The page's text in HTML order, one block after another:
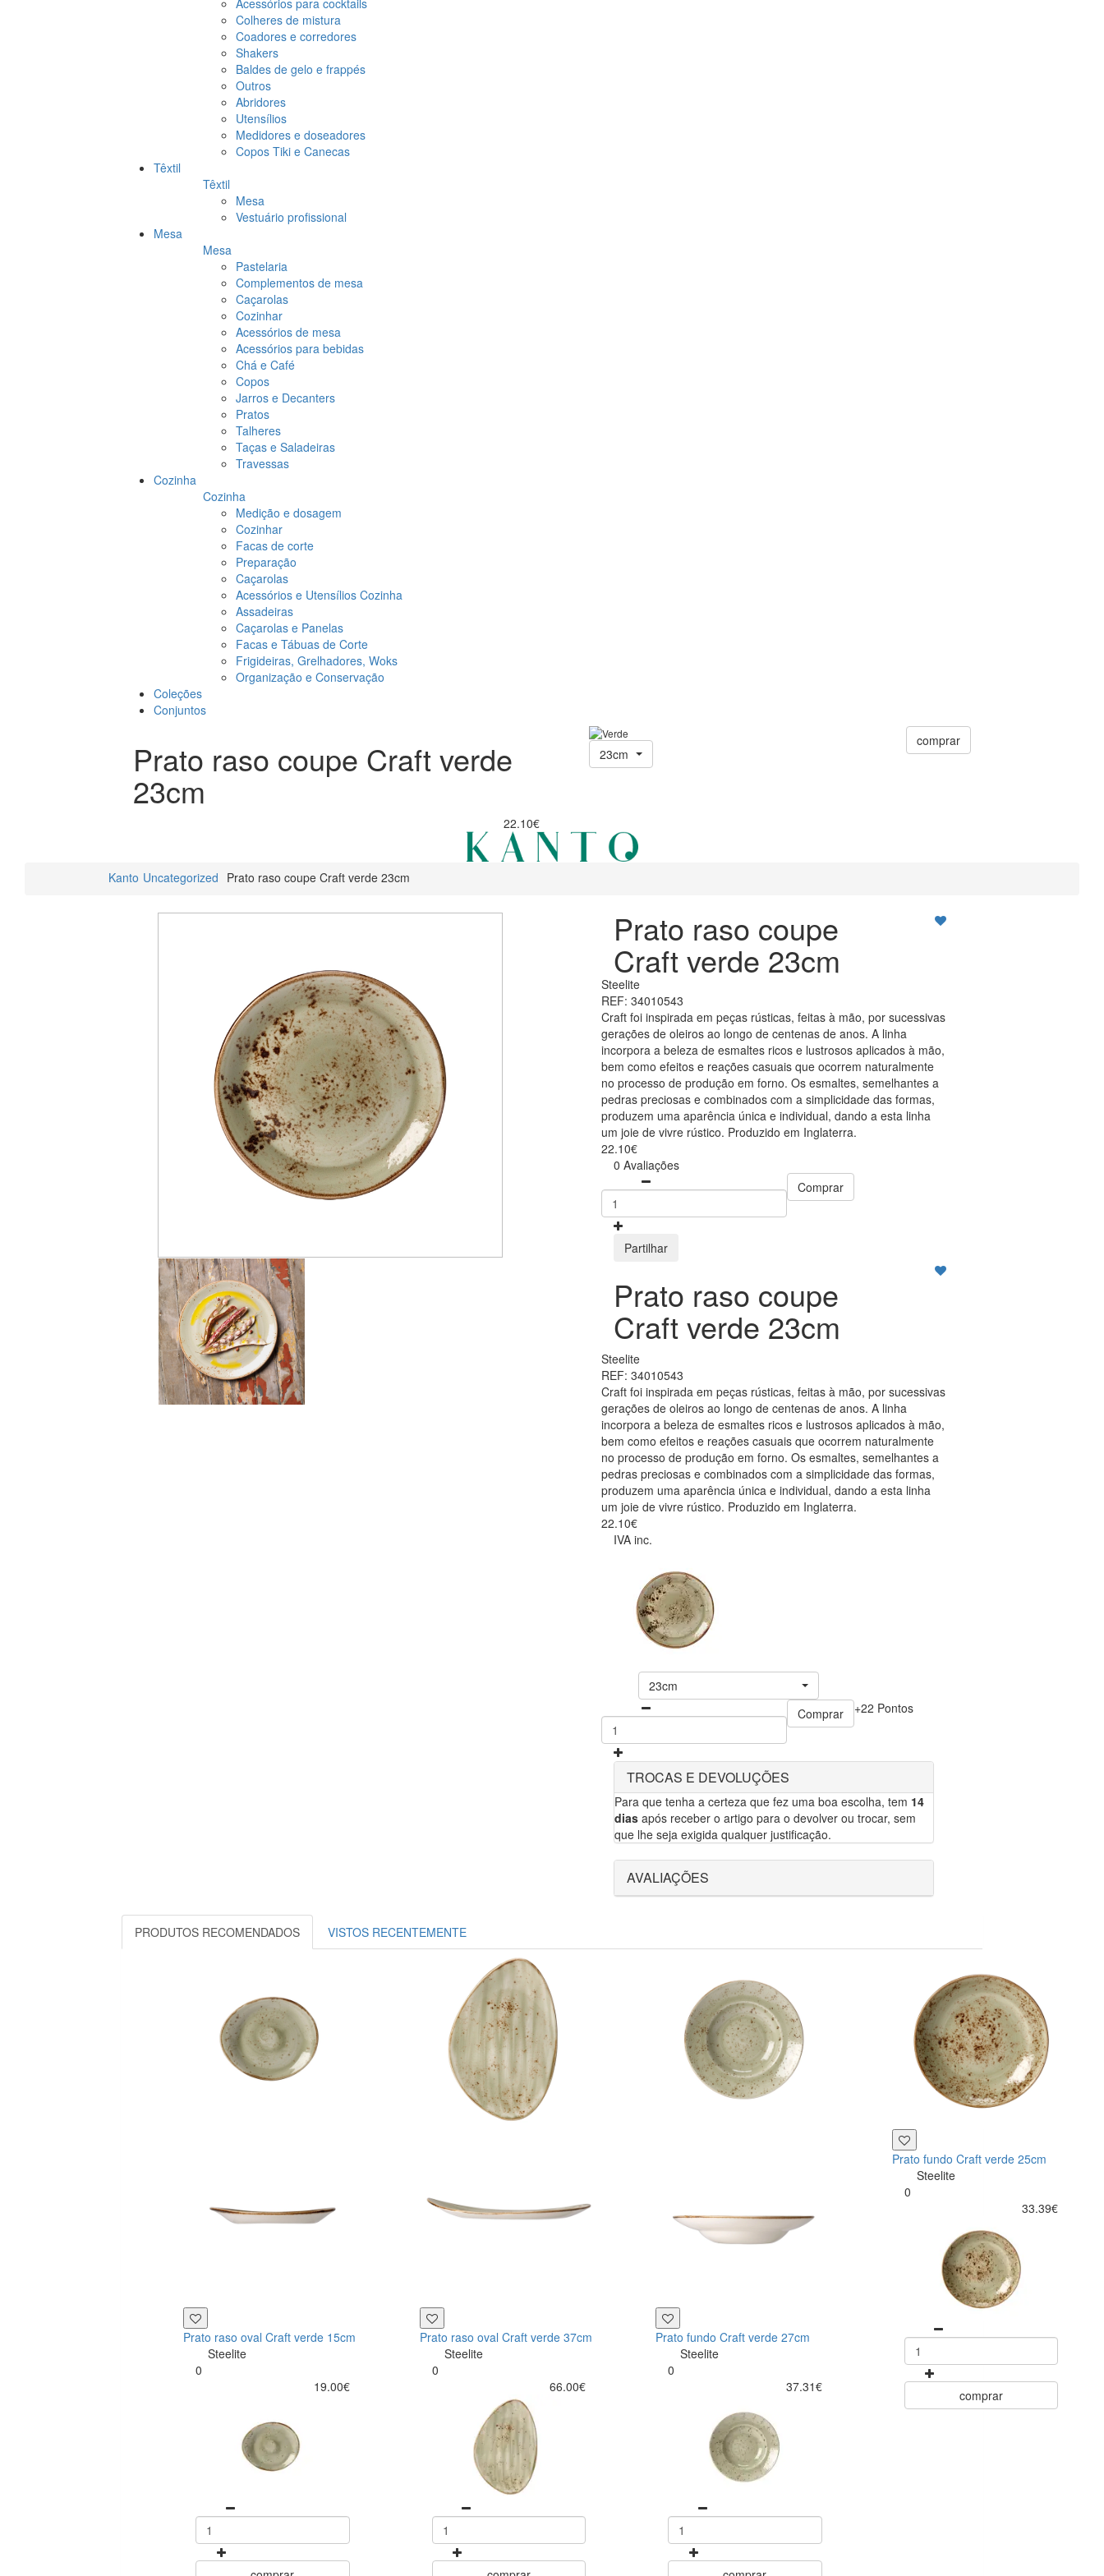
Acessórios para cocktails
Colheres de mistura
Coadores e corredores
Shakers
Baldes de gelo e frappés
Outros
Abridores
Utensílios
Medidores e doseadores
Copos Tiki e Canecas
Têxtil
Têxtil
Mesa
Vestuário profissional
Mesa
Mesa
Pastelaria
Complementos de mesa
Caçarolas
Cozinhar
Acessórios de mesa
Acessórios para bebidas
Chá e Café
Copos
Jarros e Decanters
Pratos
Talheres
Taças e Saladeiras
Travessas
Cozinha
Cozinha
Medição e dosagem
Cozinhar
Facas de corte
Preparação
Caçarolas
Acessórios e Utensílios Cozinha
Assadeiras
Caçarolas e Panelas
Facas e Tábuas de Corte
Frigideiras, Grelhadores, Woks
Organização e Conservação
Coleções
Conjuntos
Prato raso coupe Craft verde
23cm
22.10€
23cm
comprar
Kanto Uncategorized Prato raso coupe Craft verde 23cm
Prato raso coupe
Craft verde 23cm
Steelite
REF: 34010543
Craft foi inspirada em peças rústicas, feitas à mão, por sucessivas
gerações de oleiros ao longo de centenas de anos. A linha
incorpora a beleza de esmaltes ricos e lustrosos aplicados à mão,
bem como efeitos e reações casuais que ocorrem naturalmente
no processo de produção em forno. Os esmaltes, semelhantes a
pedras preciosas e combinados com a simplicidade das formas,
produzem uma aparência única e individual, dando a esta linha
um joie de vivre rústico. Produzido em Inglaterra.
22.10€
0 Avaliações
Comprar
Partilhar
Prato raso coupe
Craft verde 23cm
Steelite
REF: 34010543
Craft foi inspirada em peças rústicas, feitas à mão, por sucessivas
gerações de oleiros ao longo de centenas de anos. A linha
incorpora a beleza de esmaltes ricos e lustrosos aplicados à mão,
bem como efeitos e reações casuais que ocorrem naturalmente
no processo de produção em forno. Os esmaltes, semelhantes a
pedras preciosas e combinados com a simplicidade das formas,
produzem uma aparência única e individual, dando a esta linha
um joie de vivre rústico. Produzido em Inglaterra.
22.10€
IVA inc.
23cm
Comprar
+22 Pontos
TROCAS E DEVOLUÇÕES
Para que tenha a certeza que fez uma boa escolha, tem 14
dias após receber o artigo para o devolver ou trocar, sem
que lhe seja exigida qualquer justificação.
AVALIAÇÕES
PRODUTOS RECOMENDADOS VISTOS RECENTEMENTE
Prato raso oval Craft verde 15cm
Steelite
0
19.00€
Prato raso oval Craft verde 37cm
Steelite
0
66.00€
Prato fundo Craft verde 27cm
Steelite
0
37.31€
Prato fundo Craft verde 25cm
Steelite
0
33.39€
comprar